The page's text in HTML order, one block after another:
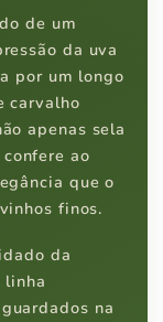
de um
da uva
por um longo
carvalho
apenas sela
ao
que o
finos.
da
linha
na